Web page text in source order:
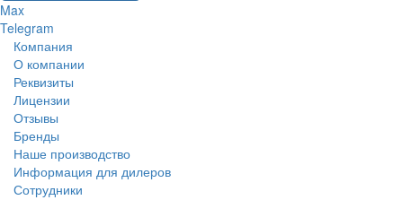
Max
Telegram
Компания
О компании
Реквизиты
Лицензии
Отзывы
Бренды
Наше производство
Информация для дилеров
Сотрудники